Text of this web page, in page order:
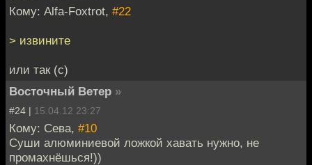
Кому: Alfa-Foxtrot, #22
> извините
или так (с)
Восточный Ветер »
#24 | 15.04.12 23:27
Кому: Сева, #10
Суши алюминиевой ложкой хавать нужно, не
промахнёшься!))